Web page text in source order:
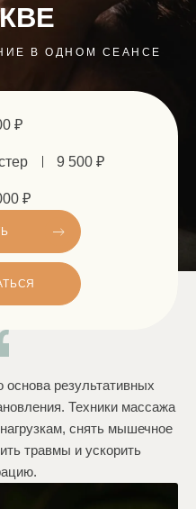
В ОДНОМ СЕАНСЕ
₽
9 500 ₽
₽
результативных
Техники массажа
снять мышечное
травмы и ускорить